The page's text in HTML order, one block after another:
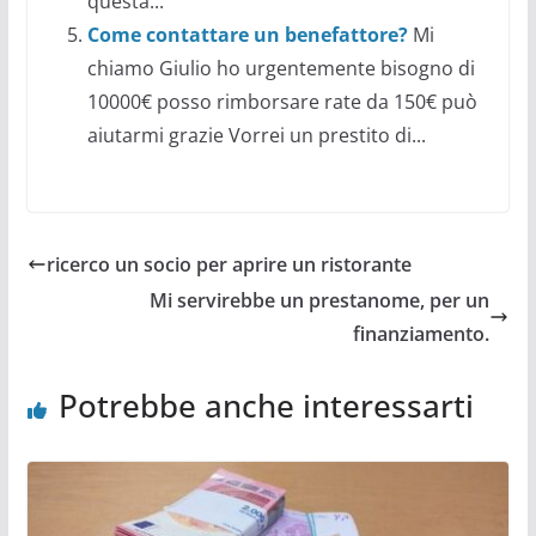
Come contattare un benefattore? Mi
chiamo Giulio ho urgentemente bisogno di
10000€ posso rimborsare rate da 150€ può
aiutarmi grazie Vorrei un prestito di...
ricerco un socio per aprire un ristorante
Mi servirebbe un prestanome, per un
finanziamento.
Potrebbe anche interessarti